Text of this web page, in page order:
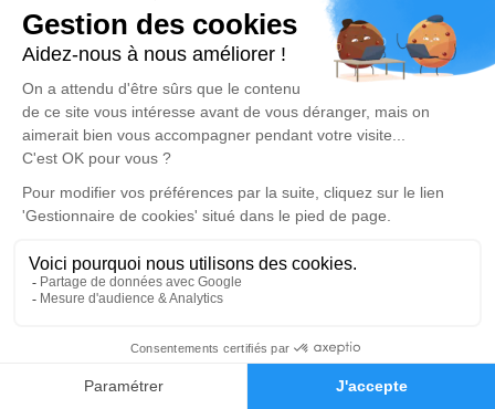
Faire-part Hommages
vos condoléances, partager des photos souvenirs, une
anecdote ou exprimer vos pensées à travers des
poèmes ou des textes. Cet endroit est un lieu
d'expression dédié à honorer la mémoire de Jeanine
PROSPER.
Un service de plantation d’arbre hommage est
disponible ici.
Je rends hommage
samedi 21 septembre 2024 à 10h30
Cimetière de Saint-Quentin-la-Poterie